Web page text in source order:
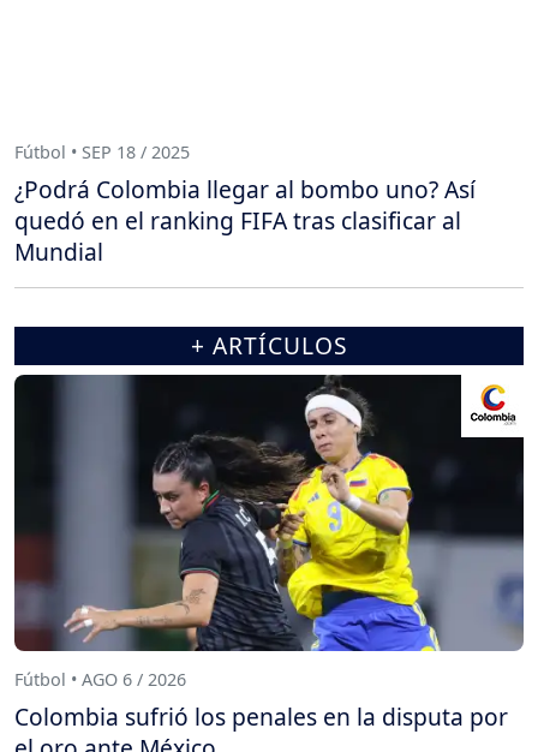
Fútbol • SEP 18 / 2025
¿Podrá Colombia llegar al bombo uno? Así
quedó en el ranking FIFA tras clasificar al
Mundial
+ ARTÍCULOS
Fútbol • AGO 6 / 2026
Colombia sufrió los penales en la disputa por